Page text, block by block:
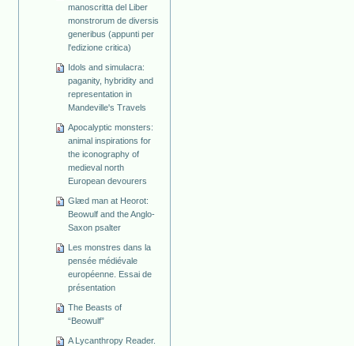
manoscritta del Liber
monstrorum de diversis
generibus (appunti per
l'edizione critica)
Idols and simulacra:
paganity, hybridity and
representation in
Mandeville's Travels
Apocalyptic monsters:
animal inspirations for
the iconography of
medieval north
European devourers
Glæd man at Heorot:
Beowulf and the Anglo-
Saxon psalter
Les monstres dans la
pensée médiévale
européenne. Essai de
présentation
The Beasts of
“Beowulf”
A Lycanthropy Reader.